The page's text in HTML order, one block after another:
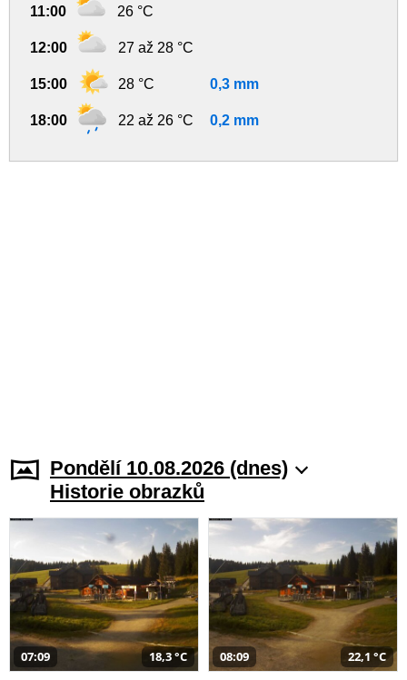
11:00 26 °C
12:00 27 až 28 °C
15:00 28 °C 0,3 mm
18:00 22 až 26 °C 0,2 mm
Pondělí 10.08.2026 (dnes)
Historie obrazků
07:09 18,3 °C 08:09 22,1 °C